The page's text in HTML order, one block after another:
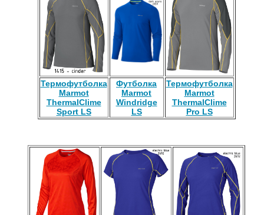
Термофутболка
Marmot
ThermalClime
Sport LS
Футболка
Marmot
Windridge
LS
Термофутболка
Marmot
ThermalClime
Pro LS